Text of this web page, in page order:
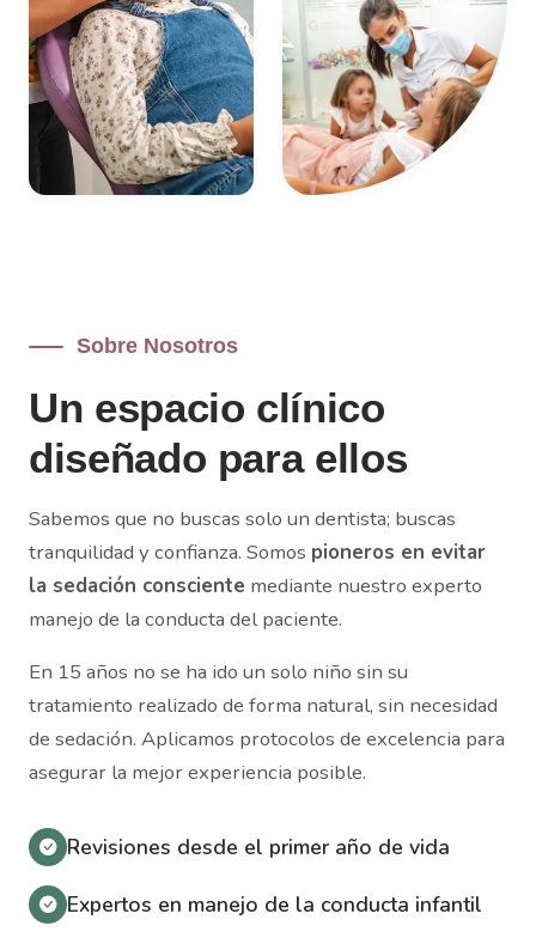
Sobre Nosotros
Un espacio clínico
diseñado para ellos
Sabemos que no buscas solo un dentista; buscas
tranquilidad y confianza. Somos pioneros en evitar
la sedación consciente mediante nuestro experto
manejo de la conducta del paciente.
En 15 años no se ha ido un solo niño sin su
tratamiento realizado de forma natural, sin necesidad
de sedación. Aplicamos protocolos de excelencia para
asegurar la mejor experiencia posible.
Revisiones desde el primer año de vida
Expertos en manejo de la conducta infantil